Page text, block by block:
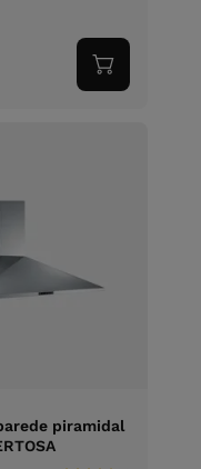
Adicionar
ao
piramidal